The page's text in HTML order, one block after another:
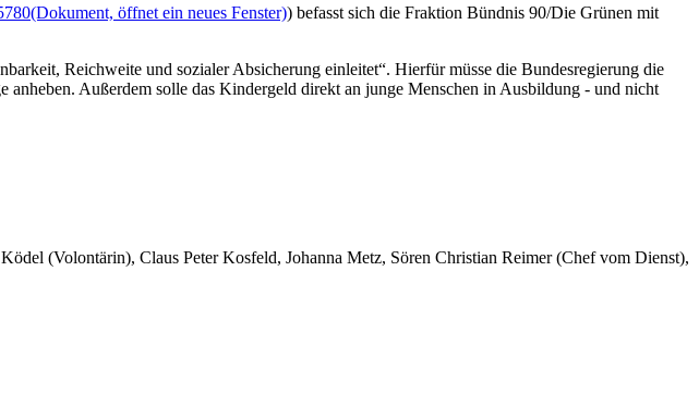
(Dokument, öffnet ein neues Fenster)) befasst sich die Fraktion Bündnis 90/Die Grünen mit
Reichweite und sozialer Absicherung einleitet“. Hierfür müsse die Bundesregierung die
anheben. Außerdem solle das Kindergeld direkt an junge Menschen in Ausbildung - und nicht
Ködel (Volontärin), Claus Peter Kosfeld, Johanna Metz, Sören Christian Reimer (Chef vom Dienst),